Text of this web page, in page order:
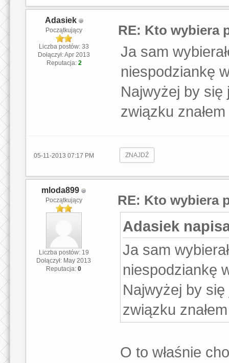
Adasiek
Początkujący
Liczba postów: 33
Dołączył: Apr 2013
Reputacja: 2
RE: Kto wybiera
Ja sam
niespodziankę
Najwyżej by się
związku
05-11-2013 07:17 PM ZNAJDŹ
mloda899
Początkujący
Liczba postów: 19
Dołączył: May 2013
Reputacja: 0
RE: Kto wybiera
Adasiek
Ja sam
niespodziankę
Najwyżej by się
związku
O to właśnie